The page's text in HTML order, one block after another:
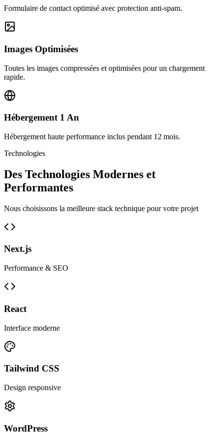
Formulaire de contact optimisé avec protection anti-spam.
Images Optimisées
Toutes les images compressées et optimisées pour un chargement
rapide.
Hébergement 1 An
Hébergement haute performance inclus pendant 12 mois.
Technologies
Des Technologies Modernes et
Performantes
Nous choisissons la meilleure stack technique pour votre projet
Next.js
Performance & SEO
React
Interface moderne
Tailwind CSS
Design responsive
WordPress